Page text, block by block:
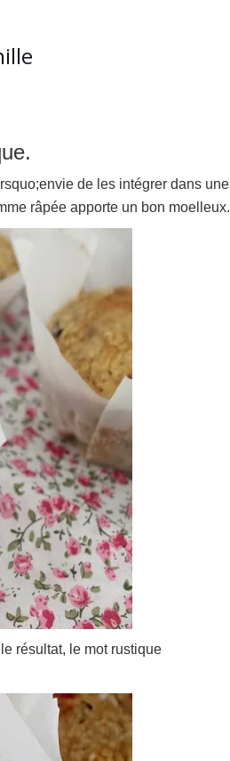
de les intégrer dans une
râpée apporte un bon moelleux.
résultat, le mot rustique